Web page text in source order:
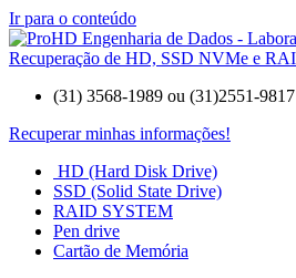
Ir para o conteúdo
(31) 3568-1989 ou (31)2551-9817
Recuperar minhas informações!
HD (Hard Disk Drive)
SSD (Solid State Drive)
RAID SYSTEM
Pen drive
Cartão de Memória